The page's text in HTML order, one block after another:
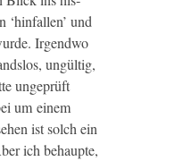
‘hin­fall­en’ und
Irgend­wo
ungültig,
ungeprüft
um einem
ist solch ein
ich behaupte,